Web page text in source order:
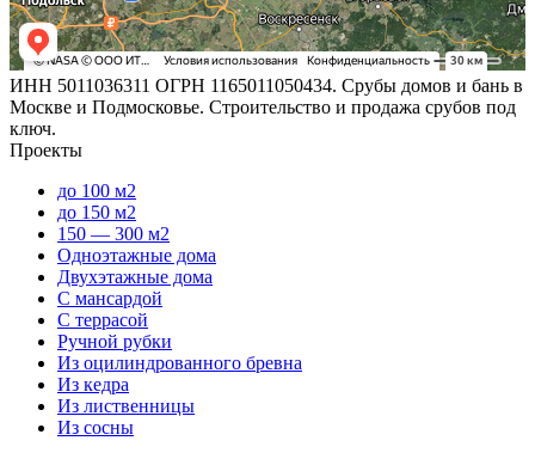
ИНН 5011036311 ОГРН 1165011050434. Срубы домов и бань в
Москве и Подмосковье. Строительство и продажа срубов под
ключ.
Проекты
до 100 м2
до 150 м2
150 — 300 м2
Одноэтажные дома
Двухэтажные дома
С мансардой
С террасой
Ручной рубки
Из оцилиндрованного бревна
Из кедра
Из лиственницы
Из сосны